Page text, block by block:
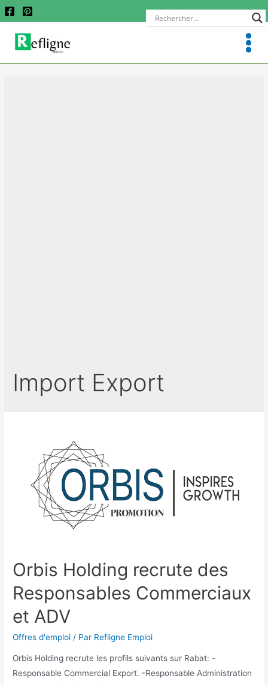
Import Export
Orbis Holding recrute des
Responsables Commerciaux
et ADV
Offres d'emploi / Par Refligne Emploi
Orbis Holding recrute les profils suivants sur Rabat: -
Responsable Commercial Export. -Responsable Administration